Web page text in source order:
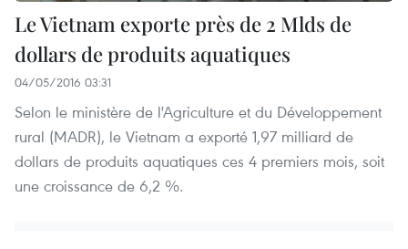
Le Vietnam exporte près de 2 Mlds de
dollars de produits aquatiques
04/05/2016 03:31
Selon le ministère de l'Agriculture et du Développement
rural (MADR), le Vietnam a exporté 1,97 milliard de
dollars de produits aquatiques ces 4 premiers mois, soit
une croissance de 6,2 %.